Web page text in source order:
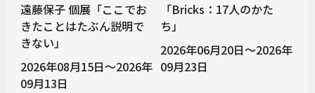
遠藤保子 個展「ここでお
きたことはたぶん説明で
きない」
2026年08月15日～2026年
09月13日
「Bricks：17人のかた
ち」
2026年06月20日～2026年
09月23日